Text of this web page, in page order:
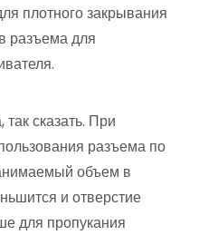
плотного закрывания
разъема для
сказать. При
разъема по
объем в
и отверстие
для пропукания